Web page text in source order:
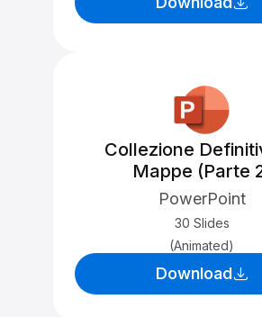
Collezione
Mappe (Parte
PowerPoint
30 Slides
(Animated)
Download